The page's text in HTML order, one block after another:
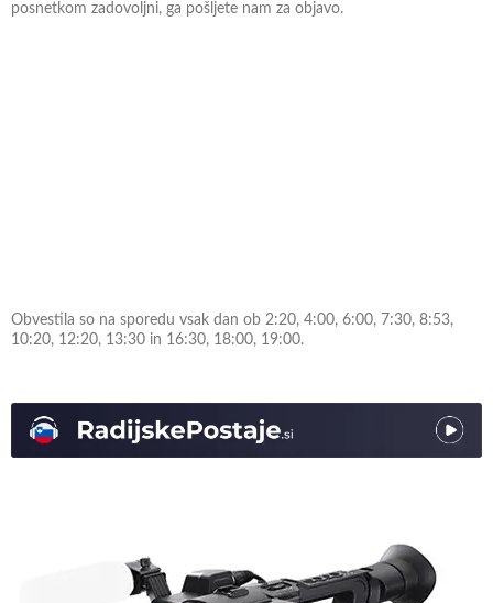
posnetkom zadovoljni, ga pošljete nam za objavo.
Obvestila so na sporedu vsak dan ob 2:20, 4:00, 6:00, 7:30, 8:53,
10:20, 12:20, 13:30 in 16:30, 18:00, 19:00.